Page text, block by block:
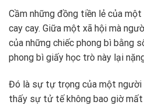
​Cầm những đồng tiền lẻ của
cay cay. Giữa một xã hội mà
của những chiếc phong bì bằng
phong bì giấy học trò này lại
Đó là sự tự trọng của một người
thấy sự tử tế không bao giờ